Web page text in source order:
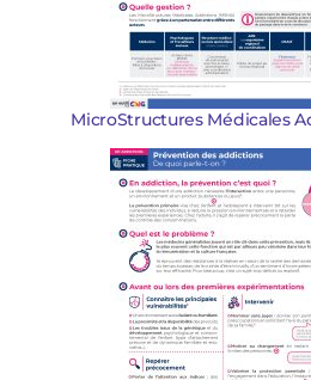
MicroStructures Médicales